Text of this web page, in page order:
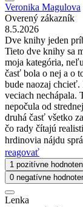
Veronika Magulova
Overený zákazník
8.5.2026
Dve knihy jeden
Tieto dve knihy sa
moja kategória,
časť bola o nej a o
bude naozaj
veciach nechápala.
nepočula od
druhá časť všetko
čo rady čítajú
hrdinovia nájdu
reagovať
1 pozitívne
0 negatívne
Lenka